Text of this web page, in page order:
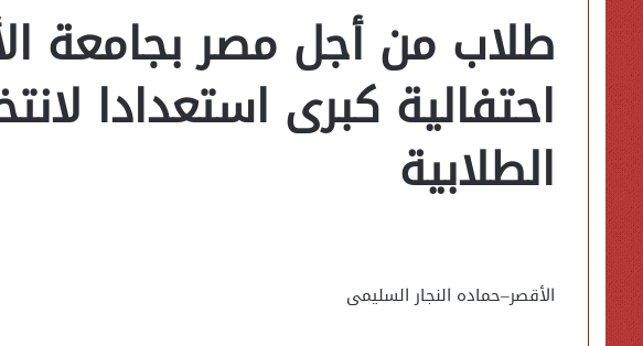
طلاب من أجل مصر بجامعة
احتفالية كبرى استعدادا
الطلابية
الأقصر–حماده النجار السليمى